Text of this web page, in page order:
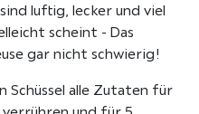
luftig, lecker und viel
scheint - Das
gar nicht schwierig!
Schüssel alle Zutaten für